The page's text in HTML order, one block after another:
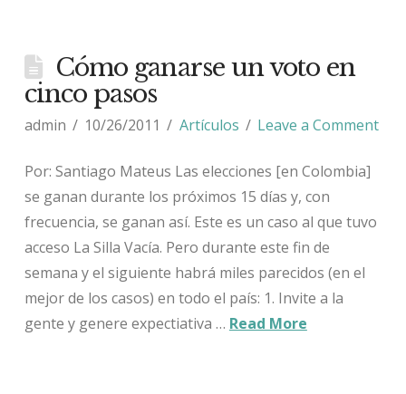
Cómo ganarse un voto en
cinco pasos
admin 10/26/2011 Artículos Leave a Comment
Por: Santiago Mateus Las elecciones [en Colombia]
se ganan durante los próximos 15 días y, con
frecuencia, se ganan así. Este es un caso al que tuvo
acceso La Silla Vacía. Pero durante este fin de
semana y el siguiente habrá miles parecidos (en el
mejor de los casos) en todo el país: 1. Invite a la
gente y genere expectiativa … Read More